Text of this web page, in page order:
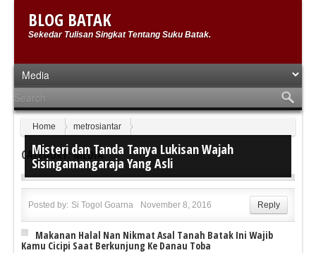
BLOG BATAK
Sekedar Tulisan Singkat Tentang Suku Batak.
Home metrosiantar
CATEGORY: MEDIA
Misteri dan Tanda Tanya Lukisan Wajah
Sisingamangaraja Yang Asli
Posted by: Si Togol Goarna November 8, 2016 Reply
Makanan Halal Nan Nikmat Asal Tanah Batak Ini Wajib
Kamu Cicipi Saat Berkunjung Ke Danau Toba